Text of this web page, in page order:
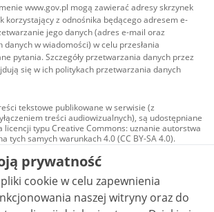
www.gov.pl mogą zawierać adresy skrzynek
korzystający z odnośnika będącego adresem e-
jego danych (adres e-mail oraz
w wiadomości) w celu przesłania
pytania. Szczegóły przetwarzania danych przez
się w ich politykach przetwarzania danych
tekstowe publikowane w serwisie (z
treści audiowizualnych), są udostępniane
licencji typu Creative Commons: uznanie autorstwa
tych samych warunkach 4.0 (CC BY-SA 4.0).
audiowizualne, w tym zdjęcia, materiały
i wideo, są udostępniane na licencji typu
Commons: uznanie autorstwa użycie
- bez utworów zależnych 4.0 (CC BY-
ND 4.0), o ile nie jest to stwierdzone inaczej.
prywatność
cookie w celu zapewnienia
naszej witryny oraz do